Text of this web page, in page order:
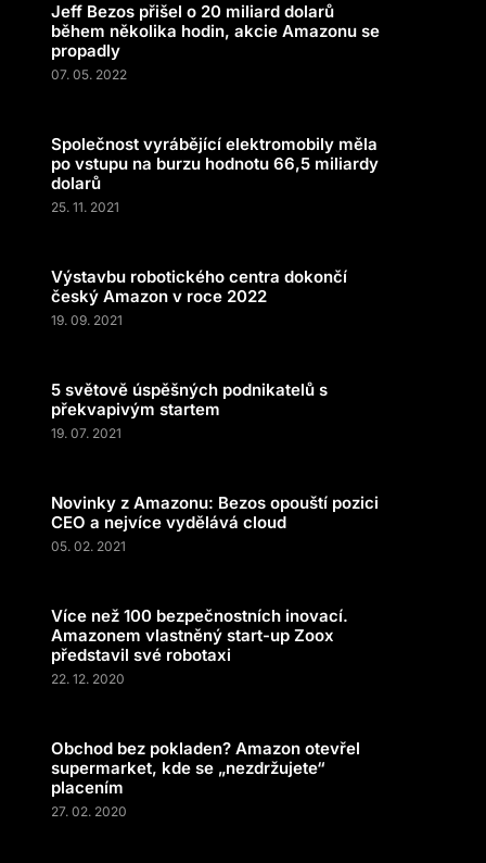
Jeff Bezos přišel o 20 miliard dolarů
během několika hodin, akcie Amazonu se
propadly
07. 05. 2022
Společnost vyrábějící elektromobily měla
po vstupu na burzu hodnotu 66,5 miliardy
dolarů
25. 11. 2021
Výstavbu robotického centra dokončí
český Amazon v roce 2022
19. 09. 2021
5 světově úspěšných podnikatelů s
překvapivým startem
19. 07. 2021
Novinky z Amazonu: Bezos opouští pozici
CEO a nejvíce vydělává cloud
05. 02. 2021
Více než 100 bezpečnostních inovací.
Amazonem vlastněný start-up Zoox
představil své robotaxi
22. 12. 2020
Obchod bez pokladen? Amazon otevřel
supermarket, kde se „nezdržujete“
placením
27. 02. 2020